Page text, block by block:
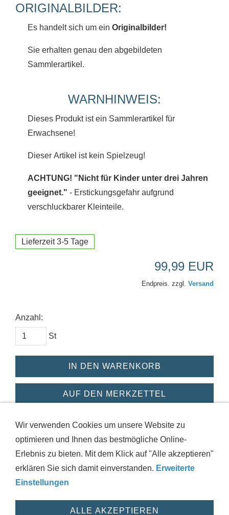
ORIGINALBILDER:
Es handelt sich um ein Originalbilder!
Sie erhalten genau den abgebildeten
Sammlerartikel.
WARNHINWEIS:
Dieses Produkt ist ein Sammlerartikel für
Erwachsene!
Dieser Artikel ist kein Spielzeug!
ACHTUNG! "Nicht für Kinder unter drei Jahren
geeignet." - Erstickungsgefahr aufgrund
verschluckbarer Kleinteile.
Lieferzeit 3-5 Tage
99,99 EUR
Endpreis. zzgl. Versand
Anzahl:
St
IN DEN WARENKORB
AUF DEN MERKZETTEL
WIDERRUFSRECHT
WIDERRUF
Wir verwenden Cookies um unsere Website zu
optimieren und Ihnen das bestmögliche Online-
Erlebnis zu bieten. Mit dem Klick auf "Alle akzeptieren"
erklären Sie sich damit einverstanden. Erweiterte
Einstellungen
ALLE AKZEPTIEREN